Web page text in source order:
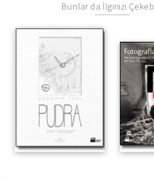
Bunlar da İlginizi
Fotoğraf,